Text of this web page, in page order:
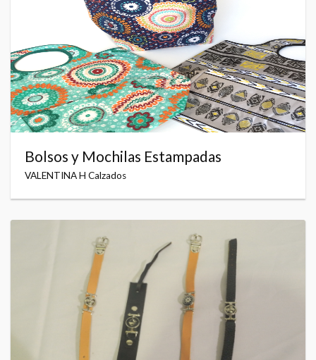
Bolsos y Mochilas Estampadas
VALENTINA H Calzados